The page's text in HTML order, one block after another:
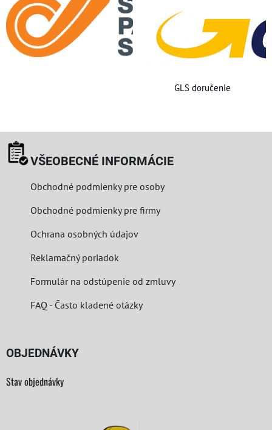
GLS doručenie
VŠEOBECNÉ INFORMÁCIE
Obchodné podmienky pre osoby
Obchodné podmienky pre firmy
Ochrana osobných údajov
Reklamačný poriadok
Formulár na odstúpenie od zmluvy
FAQ - Často kladené otázky
OBJEDNÁVKY
Stav objednávky